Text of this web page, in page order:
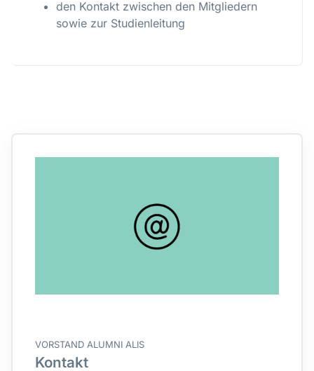
den Kontakt zwischen den Mitgliedern
sowie zur Studienleitung
VORSTAND ALUMNI ALIS
Kontakt